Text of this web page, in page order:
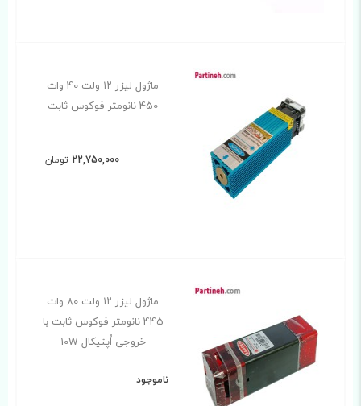
ماژول لیزر ۱۲ ولت 40 وات
450 نانومتر فوکوس ثابت
22,750,000 تومان
ماژول لیزر ۱۲ ولت 80 وات
445 نانومتر فوکوس ثابت با
خروجی اُپتیکال 10W
ناموجود